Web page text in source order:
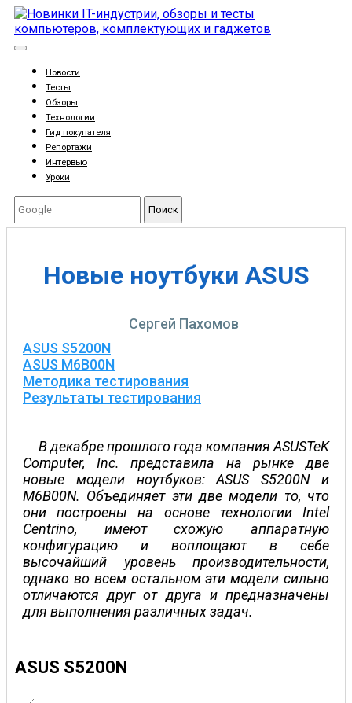
Новости
Тесты
Обзоры
Технологии
Гид покупателя
Репортажи
Интервью
Уроки
Поиск
Новые ноутбуки ASUS
Сергей Пахомов
ASUS S5200N
ASUS M6B00N
Методика тестирования
Результаты тестирования
В декабре прошлого года компания ASUSTeK
Computer, Inc. представила на рынке две
новые модели ноутбуков: ASUS S5200N и
M6B00N. Объединяет эти две модели то, что
они построены на основе технологии Intel
Centrino, имеют схожую аппаратную
конфигурацию и воплощают в себе
высочайший уровень производительности,
однако во всем остальном эти модели сильно
отличаются друг от друга и предназначены
для выполнения различных задач.
ASUS S5200N